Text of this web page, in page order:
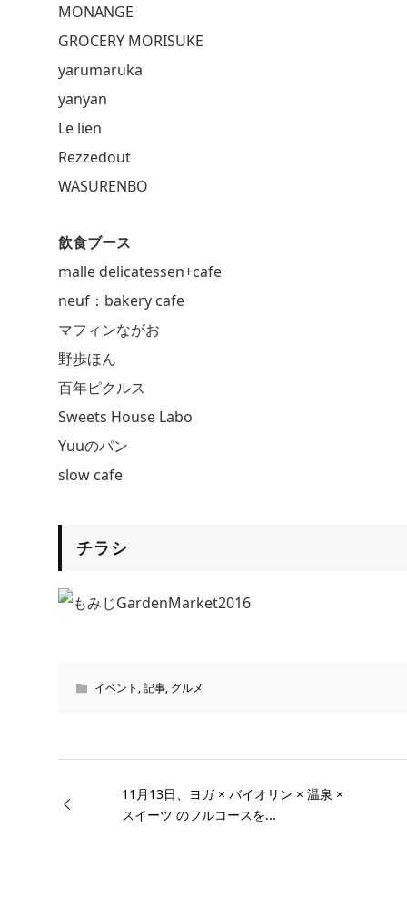
MONANGE
GROCERY MORISUKE
yarumaruka
yanyan
Le lien
Rezzedout
WASURENBO
飲食ブース
malle delicatessen+cafe
neuf：bakery cafe
マフィンながお
野歩ほん
百年ピクルス
Sweets House Labo
Yuuのパン
slow cafe
チラシ
イベント ,記事, グルメ
11月13日、ヨガ × バイオリン × 温泉 ×
スイーツ のフルコースを...